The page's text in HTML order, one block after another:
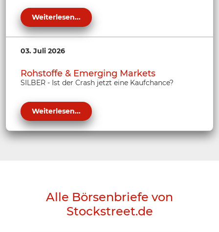
Weiterlesen...
03. Juli 2026
Rohstoffe & Emerging Markets
SILBER - Ist der Crash jetzt eine Kaufchance?
Weiterlesen...
Alle Börsenbriefe von
Stockstreet.de